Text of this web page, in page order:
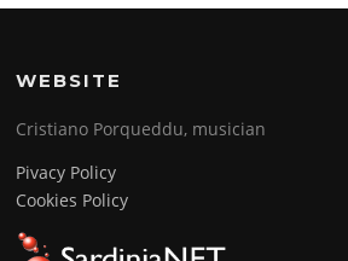
WEBSITE
Cristiano Porqueddu, musician
Pivacy Policy
Cookies Policy